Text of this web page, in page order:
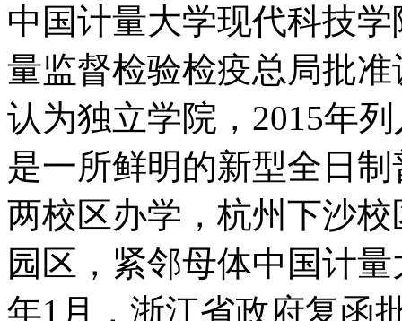
中国计量大学现代科技
量监督检验检疫总局批
认为独立学院，2015年
是一所鲜明的新型全日
两校区办学，杭州下沙
园区，紧邻母体中国计
年1月，浙江省政府复函